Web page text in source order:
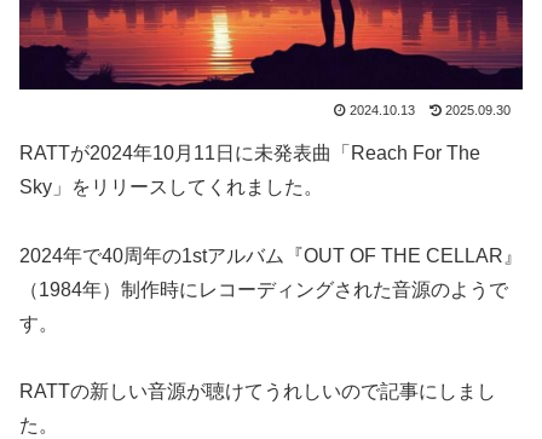
2024.10.13 2025.09.30
RATTが2024年10月11日に未発表曲「Reach For The
Sky」をリリースしてくれました。
2024年で40周年の1stアルバム『OUT OF THE CELLAR』
（1984年）制作時にレコーディングされた音源のようで
す。
RATTの新しい音源が聴けてうれしいので記事にしまし
た。